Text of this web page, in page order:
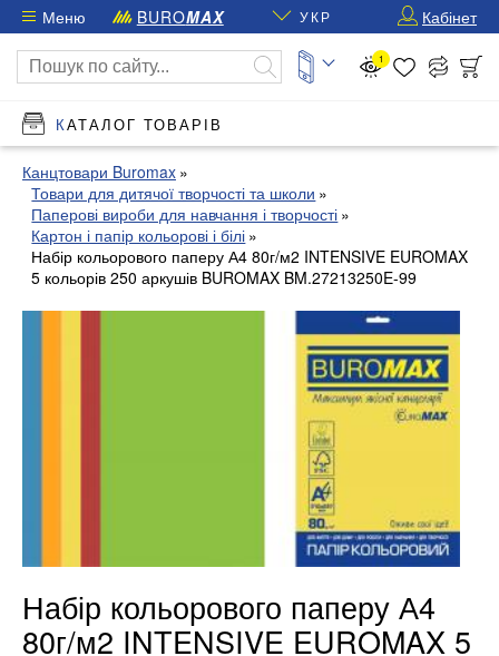
Меню BUROMAX УКР Кабінет
1
КАТАЛОГ ТОВАРІВ
Канцтовари Buromax
Товари для дитячої творчості та школи
Паперові вироби для навчання і творчості
Картон і папір кольорові і білі
Набір кольорового паперу А4 80г/м2 INTENSIVE EUROMAX
5 кольорів 250 аркушів BUROMAX BM.27213250E-99
Набір кольорового паперу А4
80г/м2 INTENSIVE EUROMAX 5